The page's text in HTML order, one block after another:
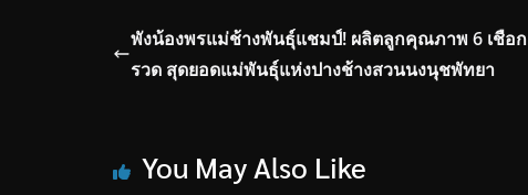
พังน้องพรแม่ช้างพันธุ์แชมป์! ผลิตลูกคุณภาพ 6 เชือก
รวด สุดยอดแม่พันธุ์แห่งปางช้างสวนนงนุชพัทยา
You May Also Like